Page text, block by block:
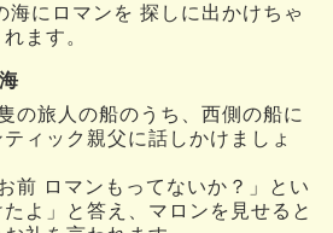
海にロマンを 探しに出かけちゃ
ます。
の旅人の船のうち、西側の船に
ィック親父に話しかけましょ
前 ロマンもってないか？」とい
よ」と答え、マロンを見せると